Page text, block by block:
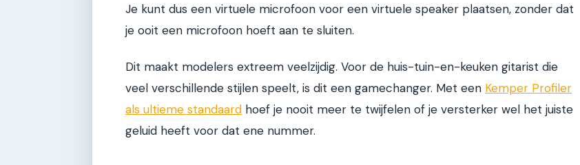
Je kunt dus een virtuele microfoon voor een virtuele speaker plaatsen, zonder dat
je ooit een microfoon hoeft aan te sluiten.
Dit maakt modelers extreem veelzijdig. Voor de huis-tuin-en-keuken gitarist die
veel verschillende stijlen speelt, is dit een gamechanger. Met een Kemper Profiler
als ultieme standaard hoef je nooit meer te twijfelen of je versterker wel het juiste
geluid heeft voor dat ene nummer.